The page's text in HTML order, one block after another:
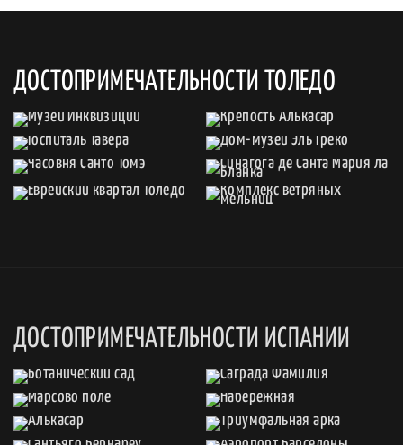
ДОСТОПРИМЕЧАТЕЛЬНОСТИ ТОЛЕДО
ДОСТОПРИМЕЧАТЕЛЬНОСТИ ИСПАНИИ